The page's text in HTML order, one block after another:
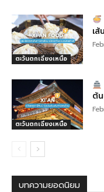
ตะวันตกเฉียงเหนือ
เ
ตะวันตกเฉียงเหนือ
ต้
บทความยอดนิยม